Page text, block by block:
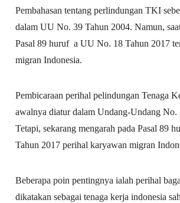
Pembahasan tentang perlindungan TKI
dalam UU No. 39 Tahun 2004. Namun,
Pasal 89 huruf a UU No. 18 Tahun 2017
migran Indonesia.
Pembicaraan perihal pelindungan Tenaga
awalnya diatur dalam Undang-Undang No.
Tetapi, sekarang mengarah pada Pasal 89
Tahun 2017 perihal karyawan migran
Beberapa poin pentingnya ialah perihal
dikatakan sebagai tenaga kerja indonesia